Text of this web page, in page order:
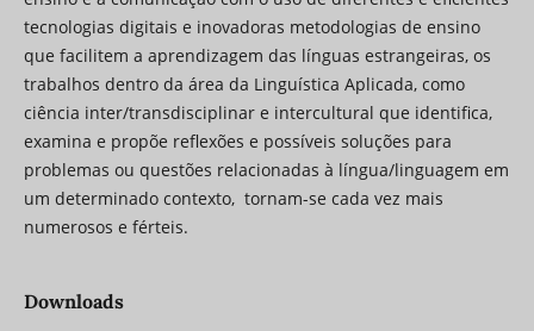
tecnologias digitais e inovadoras metodologias de ensino
que facilitem a aprendizagem das línguas estrangeiras, os
trabalhos dentro da área da Linguística Aplicada, como
ciência inter/transdisciplinar e intercultural que identifica,
examina e propõe reflexões e possíveis soluções para
problemas ou questões relacionadas à língua/linguagem em
um determinado contexto, tornam-se cada vez mais
numerosos e férteis.
Downloads